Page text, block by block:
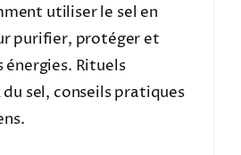
utiliser le sel en
purifier, protéger et
Rituels
sel, conseils pratiques